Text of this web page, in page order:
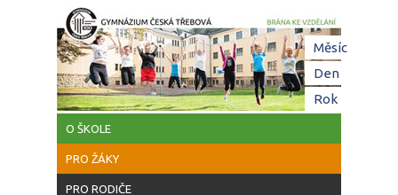
Přejít k hlavnímu obsahu
O ŠKOLE
PRO ŽÁKY
PRO RODIČE
Měsíc
Den(aktivní
Rok